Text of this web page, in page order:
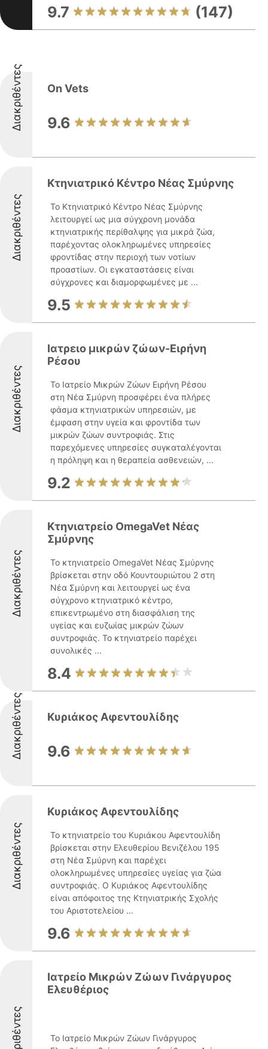
9.7 (147)
Διακριθέντες On Vets
9.6
Διακριθέντες
Κτηνιατρικό Κέντρο Νέας Σμύρνης
Το Κτηνιατρικό Κέντρο Νέας Σμύρνης
λειτουργεί ως μια σύγχρονη μονάδα
κτηνιατρικής περίθαλψης για μικρά ζώα,
παρέχοντας ολοκληρωμένες υπηρεσίες
φροντίδας στην περιοχή των νοτίων
προαστίων. Οι εγκαταστάσεις είναι
σύγχρονες και διαμορφωμένες με ...
9.5
Διακριθέντες
Ιατρειο μικρών ζώων-Ειρήνη
Ρέσου
Το Ιατρείο Μικρών Ζώων Ειρήνη Ρέσου
στη Νέα Σμύρνη προσφέρει ένα πλήρες
φάσμα κτηνιατρικών υπηρεσιών, με
έμφαση στην υγεία και φροντίδα των
μικρών ζώων συντροφιάς. Στις
παρεχόμενες υπηρεσίες συγκαταλέγονται
η πρόληψη και η θεραπεία ασθενειών, ...
9.2
Διακριθέντες
Κτηνιατρείο OmegaVet Νέας
Σμύρνης
Το κτηνιατρείο OmegaVet Νέας Σμύρνης
βρίσκεται στην οδό Κουντουριώτου 2 στη
Νέα Σμύρνη και λειτουργεί ως ένα
σύγχρονο κτηνιατρικό κέντρο,
επικεντρωμένο στη διασφάλιση της
υγείας και ευζωίας μικρών ζώων
συντροφιάς. Το κτηνιατρείο παρέχει
συνολικές ...
8.4
Διακριθέντες Κυριάκος Αφεντουλίδης
9.6
Διακριθέντες
Κυριάκος Αφεντουλίδης
Το κτηνιατρείο του Κυριάκου Αφεντουλίδη
βρίσκεται στην Ελευθερίου Βενιζέλου 195
στη Νέα Σμύρνη και παρέχει
ολοκληρωμένες υπηρεσίες υγείας για ζώα
συντροφιάς. Ο Κυριάκος Αφεντουλίδης
είναι απόφοιτος της Κτηνιατρικής Σχολής
του Αριστοτελείου ...
9.6
Ιατρείο Μικρών Ζώων Γινάργυρος
Ελευθέριος
Το Ιατρείο Μικρών Ζώων Γινάργυρος